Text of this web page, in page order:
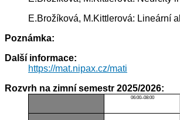
E.Brožíková, M.Kittlerová: Lineární
Poznámka:
Další informace:
https://mat.nipax.cz/mati
Rozvrh na zimní semestr 2025/2026:
06:00–08:00